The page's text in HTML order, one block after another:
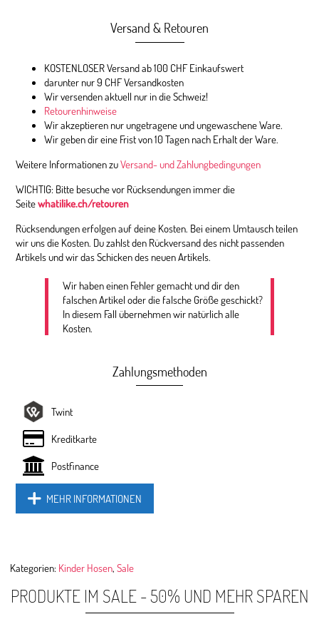
Versand & Retouren
KOSTENLOSER Versand ab 100 CHF Einkaufswert
darunter nur 9 CHF Versandkosten
Wir versenden aktuell nur in die Schweiz!
Retourenhinweise
Wir akzeptieren nur ungetragene und ungewaschene Ware.
Wir geben dir eine Frist von 10 Tagen nach Erhalt der Ware.
Weitere Informationen zuVersand- und Zahlungbedingungen
WICHTIG: Bitte besuche vor Rücksendungen immer die
Seitewhatilike.ch/retouren
Rücksendungen erfolgen auf deine Kosten. Bei einem Umtausch teilen
wir uns die Kosten. Du zahlst den Rückversand des nicht passenden
Artikels und wir das Schicken des neuen Artikels.
Wir haben einen Fehler gemacht und dir den
falschen Artikel oder die falsche Größe geschickt?
In diesem Fall übernehmen wir natürlich alle
Kosten.
Zahlungsmethoden
Twint
Kreditkarte
Postfinance
MEHR INFORMATIONEN
Kategorien: Kinder Hosen,Sale
PRODUKTE IM SALE - 50% UND MEHR SPAREN